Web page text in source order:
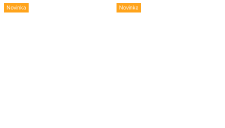
Novinka Novinka